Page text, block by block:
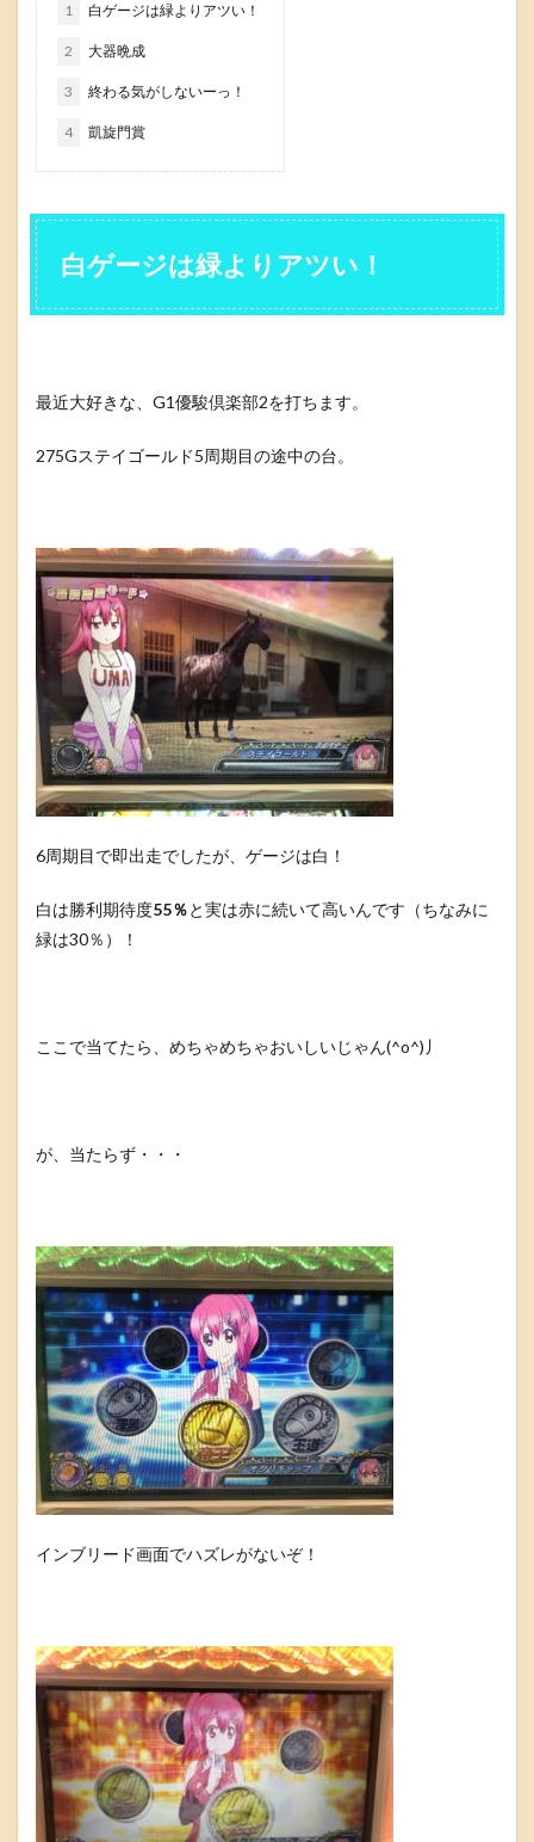
1 白ゲージは緑よりアツい！
2 大器晩成
3 終わる気がしないーっ！
4 凱旋門賞
白ゲージは緑よりアツい！
最近大好きな、G1優駿倶楽部2を打ちます。
275Gステイゴールド5周期目の途中の台。
6周期目で即出走でしたが、ゲージは白！
白は勝利期待度55％と実は赤に続いて高いんです（ちなみに
緑は30％）！
ここで当てたら、めちゃめちゃおいしいじゃん(^o^)丿
が、当たらず・・・
インブリード画面でハズレがないぞ！